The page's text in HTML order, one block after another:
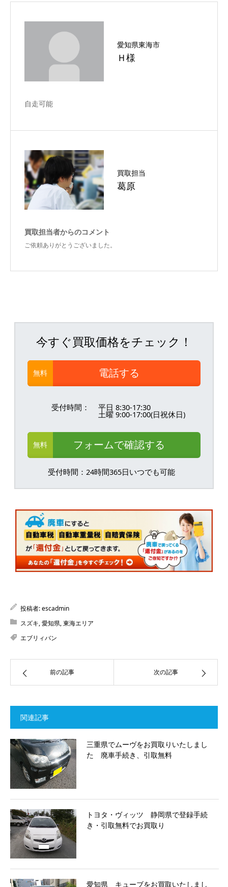
愛知県東海市
Ｈ様
自走可能
買取担当
葛原
買取担当者からのコメント
ご依頼ありがとうございました。
今すぐ買取価格をチェック！
無料 電話する
受付時間： 平日 8:30-17:30
土曜 9:00-17:00(日祝休日)
無料 フォームで確認する
受付時間：24時間365日いつでも可能
投稿者:escadmin
スズキ,愛知県,東海エリア
エブリィバン
前の記事 次の記事
関連記事
三重県でムーヴをお買取りいたしまし
た 廃車手続き、引取無料
トヨタ・ヴィッツ 静岡県で登録手続
き・引取無料でお買取り
愛知県 キューブをお買取いたしまし